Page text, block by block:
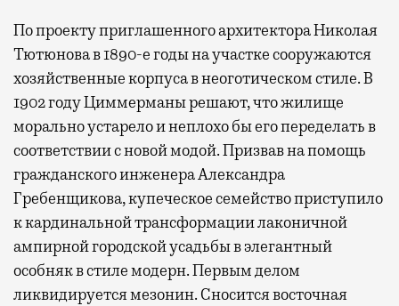
По проекту приглашенного архитектора Николая
Тютюнова в 1890-е годы на участке сооружаются
хозяйственные корпуса в неоготическом стиле. В
1902 году Циммерманы решают, что жилище
морально устарело и неплохо бы его переделать в
соответствии с новой модой. Призвав на помощь
гражданского инженера Александра
Гребенщикова, купеческое семейство приступило
к кардинальной трансформации лаконичной
ампирной городской усадьбы в элегантный
особняк в стиле модерн. Первым делом
ликвидируется мезонин. Сносится восточная